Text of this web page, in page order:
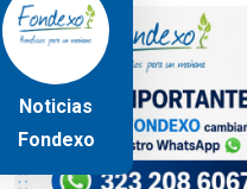
Noticias
Fondexo